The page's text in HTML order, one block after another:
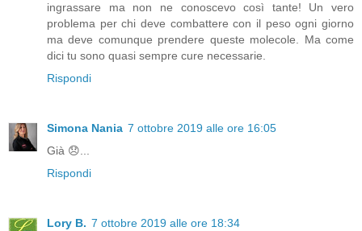
ingrassare ma non ne conoscevo così tante! Un vero
problema per chi deve combattere con il peso ogni giorno
ma deve comunque prendere queste molecole. Ma come
dici tu sono quasi sempre cure necessarie.
Rispondi
Simona Nania 7 ottobre 2019 alle ore 16:05
Già 😞...
Rispondi
Lory B. 7 ottobre 2019 alle ore 18:34